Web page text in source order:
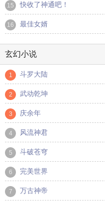
15 快收了神通吧！
16 最佳女婿
玄幻小说
1 斗罗大陆
2 武动乾坤
3 庆余年
4 风流神君
5 斗破苍穹
6 完美世界
7 万古神帝